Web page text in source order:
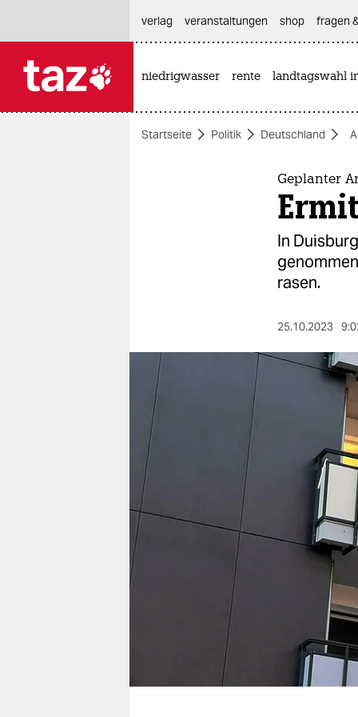
themen
berlin
nord
wahrheit
verlag
verlag
veranstaltungen
unterstützen
genossenschaft
verlag
veranstaltungen shop fragen
niedrigwasser rente landtagswahl
Startseite Politik Deutschland
Geplanter
In
rasen.
25.10.2023